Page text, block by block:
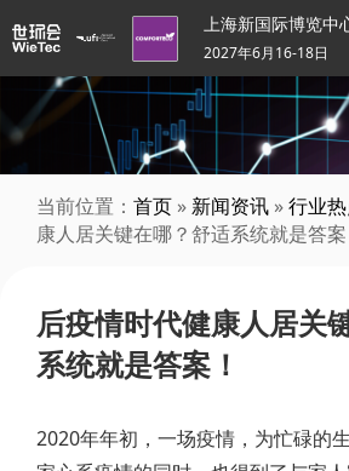
上海新国际博览中
2027年6月16-18日
当前位置： 首页 » 新闻资讯 »行业
康人居关键在哪？舒适系统就是答案
后疫情时代健康人居关
系统就是答案！
2020年年初，一场疫情，为忙碌的